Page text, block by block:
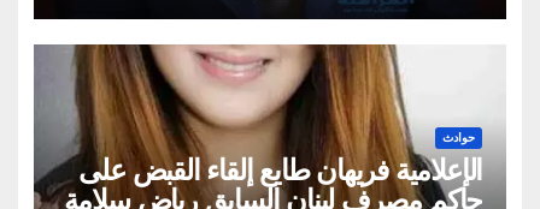
حوادث
الإعلامية فريهان طايع إلقاء القبض على
حاكم مصرف لبنان السابق رياض سلامة